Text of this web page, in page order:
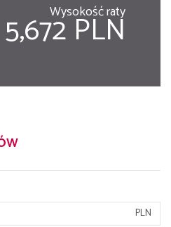
Wysokość raty
5,672 PLN
PLN